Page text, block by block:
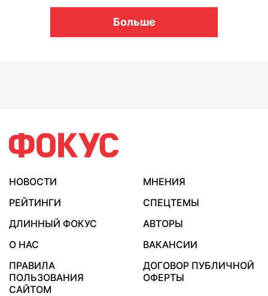
Больше
НОВОСТИ
МНЕНИЯ
РЕЙТИНГИ
СПЕЦТЕМЫ
ДЛИННЫЙ ФОКУС
АВТОРЫ
О НАС
ВАКАНСИИ
ПРАВИЛА
ПОЛЬЗОВАНИЯ
САЙТОМ
ДОГОВОР ПУБЛИЧНОЙ
ОФЕРТЫ